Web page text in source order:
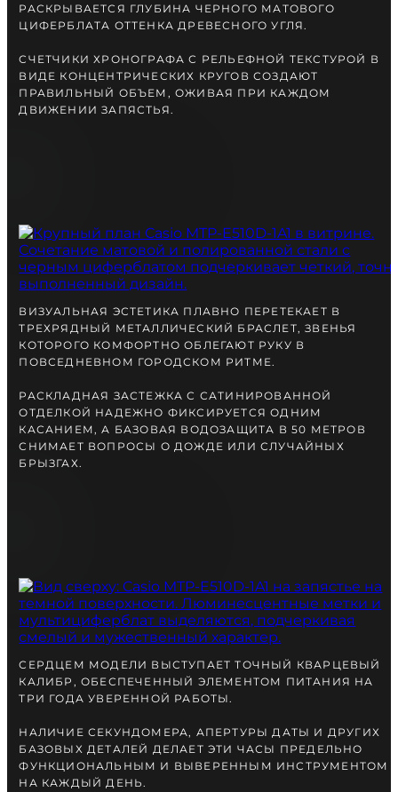
РАСКРЫВАЕТСЯ ГЛУБИНА ЧЕРНОГО МАТОВОГО
ЦИФЕРБЛАТА ОТТЕНКА ДРЕВЕСНОГО УГЛЯ.
СЧЕТЧИКИ ХРОНОГРАФА С РЕЛЬЕФНОЙ ТЕКСТУРОЙ В
ВИДЕ КОНЦЕНТРИЧЕСКИХ КРУГОВ СОЗДАЮТ
ПРАВИЛЬНЫЙ ОБЪЕМ, ОЖИВАЯ ПРИ КАЖДОМ
ДВИЖЕНИИ ЗАПЯСТЬЯ.
ВИЗУАЛЬНАЯ ЭСТЕТИКА ПЛАВНО ПЕРЕТЕКАЕТ В
ТРЕХРЯДНЫЙ МЕТАЛЛИЧЕСКИЙ БРАСЛЕТ, ЗВЕНЬЯ
КОТОРОГО КОМФОРТНО ОБЛЕГАЮТ РУКУ В
ПОВСЕДНЕВНОМ ГОРОДСКОМ РИТМЕ.
РАСКЛАДНАЯ ЗАСТЕЖКА С САТИНИРОВАННОЙ
ОТДЕЛКОЙ НАДЕЖНО ФИКСИРУЕТСЯ ОДНИМ
КАСАНИЕМ, А БАЗОВАЯ ВОДОЗАЩИТА В 50 МЕТРОВ
СНИМАЕТ ВОПРОСЫ О ДОЖДЕ ИЛИ СЛУЧАЙНЫХ
БРЫЗГАХ.
СЕРДЦЕМ МОДЕЛИ ВЫСТУПАЕТ ТОЧНЫЙ КВАРЦЕВЫЙ
КАЛИБР, ОБЕСПЕЧЕННЫЙ ЭЛЕМЕНТОМ ПИТАНИЯ НА
ТРИ ГОДА УВЕРЕННОЙ РАБОТЫ.
НАЛИЧИЕ СЕКУНДОМЕРА, АПЕРТУРЫ ДАТЫ И ДРУГИХ
БАЗОВЫХ ДЕТАЛЕЙ ДЕЛАЕТ ЭТИ ЧАСЫ ПРЕДЕЛЬНО
ФУНКЦИОНАЛЬНЫМ И ВЫВЕРЕННЫМ ИНСТРУМЕНТОМ
НА КАЖДЫЙ ДЕНЬ.